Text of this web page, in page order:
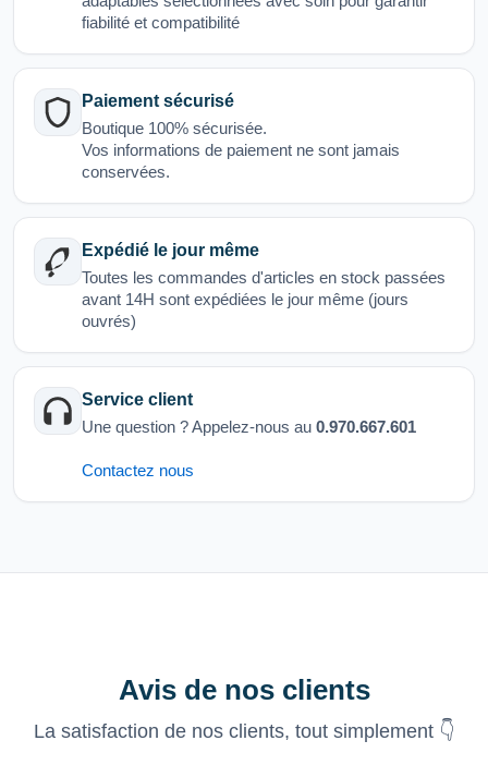
fiabilité et compatibilité
Paiement sécurisé
Boutique 100% sécurisée.
Vos informations de paiement ne sont jamais
conservées.
Expédié le jour même
Toutes les commandes d'articles en stock passées
avant 14H sont expédiées le jour même (jours
ouvrés)
Service client
Une question ? Appelez-nous au 0.970.667.601
Contactez nous
Avis de nos clients
La satisfaction de nos clients, tout simplement 👇